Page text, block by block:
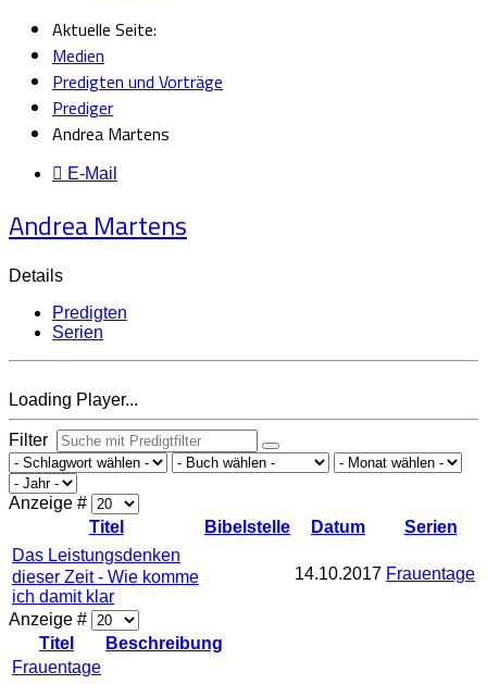
Aktuelle Seite:
Medien
Predigten und Vorträge
Prediger
Andrea Martens
E-Mail
Andrea Martens
Details
Predigten
Serien
Loading Player...
Filter
Anzeige #
Titel
Bibelstelle Datum
Serien
Das Leistungsdenken
dieser Zeit - Wie komme
ich damit klar
14.10.2017 Frauentage
Anzeige #
Titel
Beschreibung
Frauentage